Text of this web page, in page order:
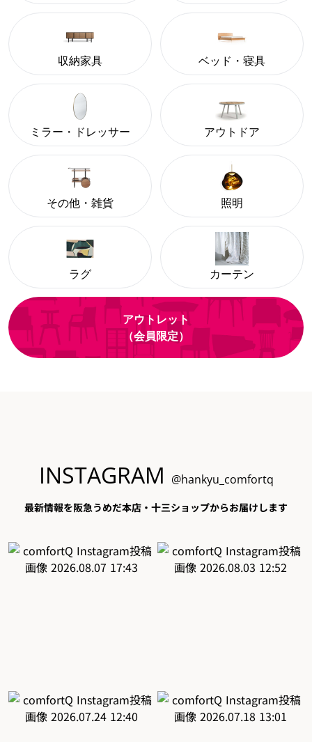
収納家具 ベッド・寝具
ミラー・ドレッサー アウトドア
その他・雑貨 照明
ラグ カーテン
アウトレット
（会員限定）
INSTAGRAM @hankyu_comfortq
最新情報を阪急うめだ本店・十三ショップからお届けします